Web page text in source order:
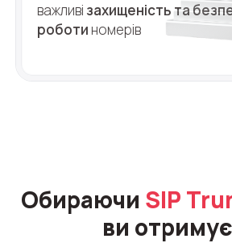
важливі захищеність та
роботи номерів
Обираючи SIP
ви